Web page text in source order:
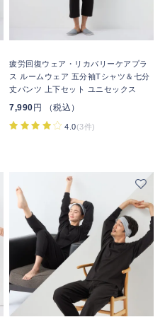
疲労回復ウェア・リカバリーケアプラ
ス ルームウェア 五分袖Tシャツ＆七分
丈パンツ 上下セット ユニセックス
7,990 円 （税込）
4.0(3件)